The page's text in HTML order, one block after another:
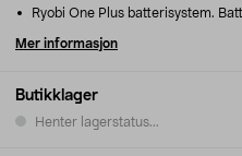
Butikklager
Henter lagerstatus...
Ryobi One Plus batterisystem.
Mer informasjon